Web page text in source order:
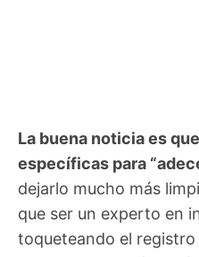
La buena noticia es
específicas para
dejarlo mucho más
que ser un experto en
toqueteando el registro